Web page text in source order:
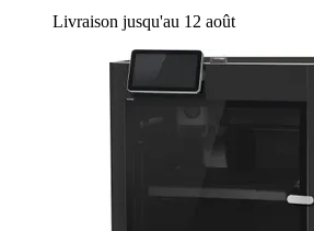
Livraison jusqu'au 12 août